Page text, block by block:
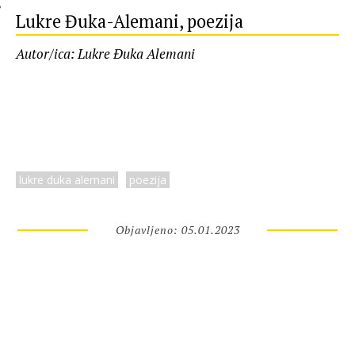
Lukre Đuka-Alemani, poezija
Autor/ica: Lukre Đuka Alemani
lukre duka alemani poezija
Objavljeno: 05.01.2023